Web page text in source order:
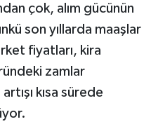
çok, alım gücünün
son yıllarda maaşlar
fiyatları, kira
zamlar
kısa sürede